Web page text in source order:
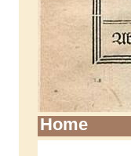
Home